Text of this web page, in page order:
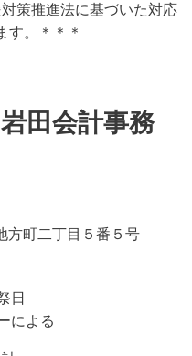
策推進法に基づいた対応
す。＊＊＊
田会計事務
方町二丁目５番５号
日
による